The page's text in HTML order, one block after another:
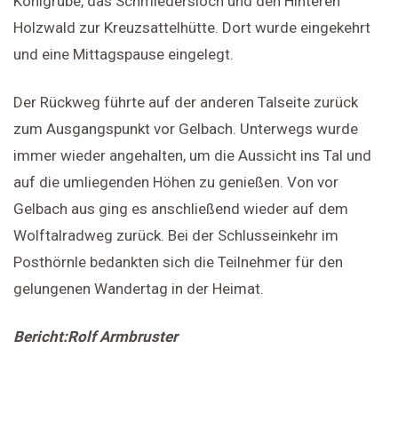
Holzwald zur Kreuzsattelhütte. Dort wurde eingekehrt
und eine Mittagspause eingelegt.
Der Rückweg führte auf der anderen Talseite zurück
zum Ausgangspunkt vor Gelbach. Unterwegs wurde
immer wieder angehalten, um die Aussicht ins Tal und
auf die umliegenden Höhen zu genießen. Von vor
Gelbach aus ging es anschließend wieder auf dem
Wolftalradweg zurück. Bei der Schlusseinkehr im
Posthörnle bedankten sich die Teilnehmer für den
gelungenen Wandertag in der Heimat.
Bericht:Rolf Armbruster